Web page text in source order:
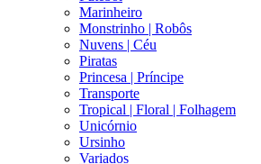
Marinheiro
Monstrinho | Robôs
Nuvens | Céu
Piratas
Princesa | Príncipe
Transporte
Tropical | Floral | Folhagem
Unicórnio
Ursinho
Variados